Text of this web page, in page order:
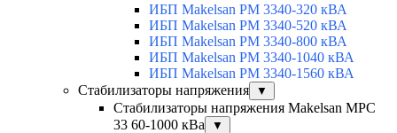
ИБП Makelsan PM 3340-320 кВА
ИБП Makelsan PM 3340-520 кВА
ИБП Makelsan PM 3340-800 кВА
ИБП Makelsan PM 3340-1040 кВА
ИБП Makelsan PM 3340-1560 кВА
Стабилизаторы напряжения
▼
Стабилизаторы напряжения Makelsan MPC
33 60-1000 кВа
▼